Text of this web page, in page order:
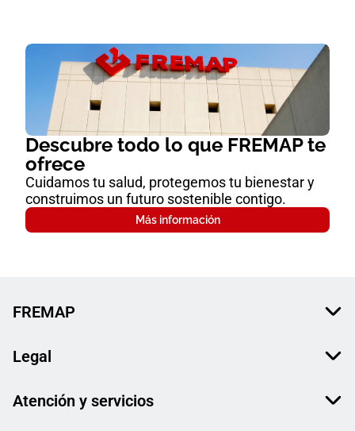
Descubre todo lo que FREMAP te
ofrece
Cuidamos tu salud, protegemos tu bienestar y
construimos un futuro sostenible contigo.
Más información
FREMAP
Legal
Atención y servicios